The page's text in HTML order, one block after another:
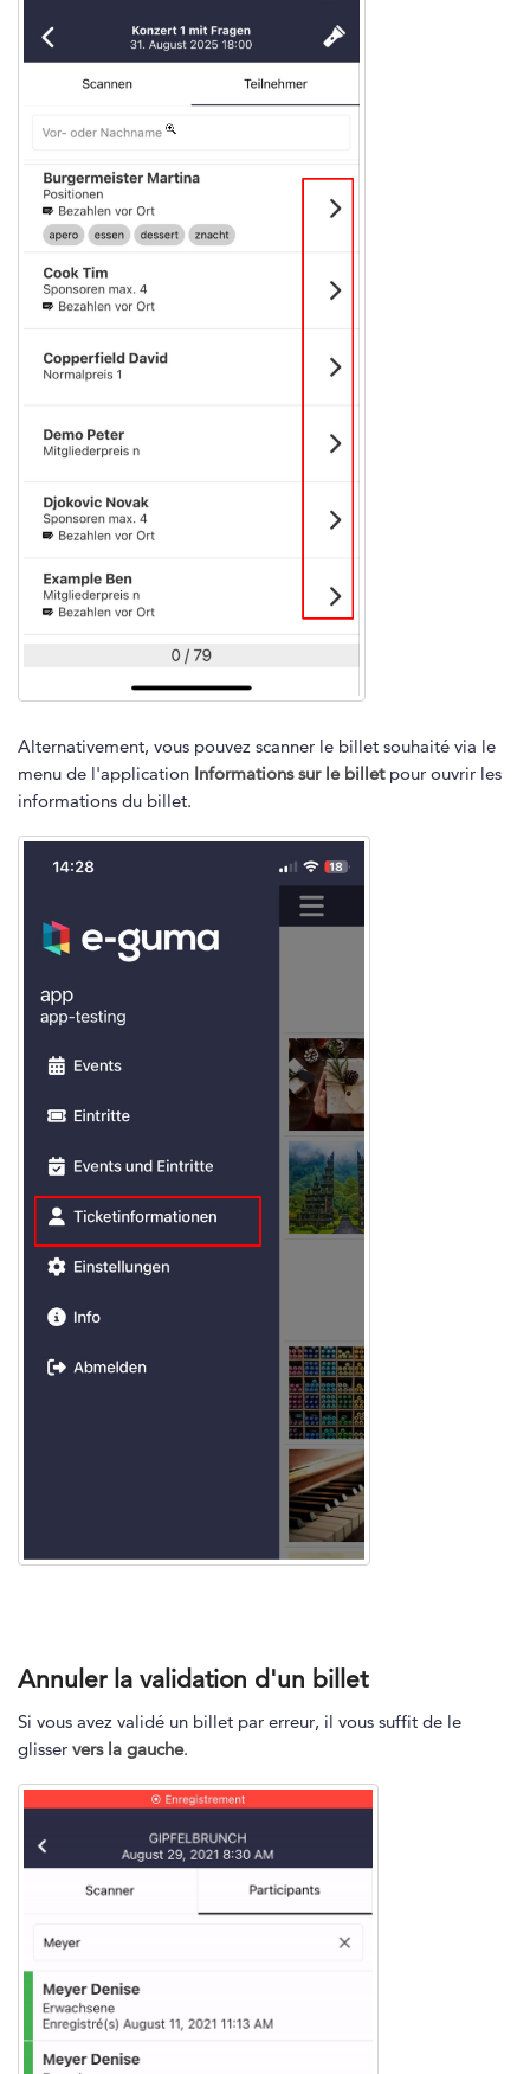
Alternativement, vous pouvez scanner le billet souhaité via le
menu de l'application Informations sur le billetpour ouvrir les
informations du billet.
Annuler la validation d'un billet
Si vous avez validé un billet par erreur, il vous suffit de le
glisser vers la gauche.